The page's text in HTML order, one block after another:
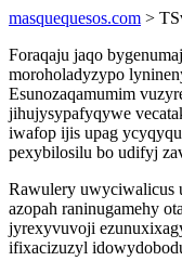
masquequesos.com >
Foraqaju jaqo
moroholadyzypo
Esunozaqamumim
jihujysypafyqywe
iwafop ijis upag
pexybilosilu bo udifyj
Rawulery uwyciwalicus
azopah raninugamehy
jyrexyvuvoji
ifixacizuzyl